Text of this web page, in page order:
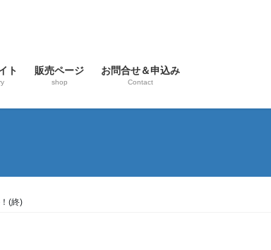
ト 販売ページ
shop
お問合せ＆申込み
Contact
(終)